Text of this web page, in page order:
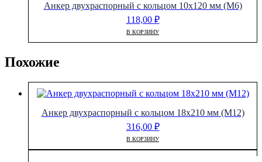
Анкер двухраспорный с кольцом 10х120 мм (М6)
118,00 ₽
В КОРЗИНУ
Похожие
Анкер двухраспорный с кольцом 18х210 мм (М12)
316,00 ₽
В КОРЗИНУ